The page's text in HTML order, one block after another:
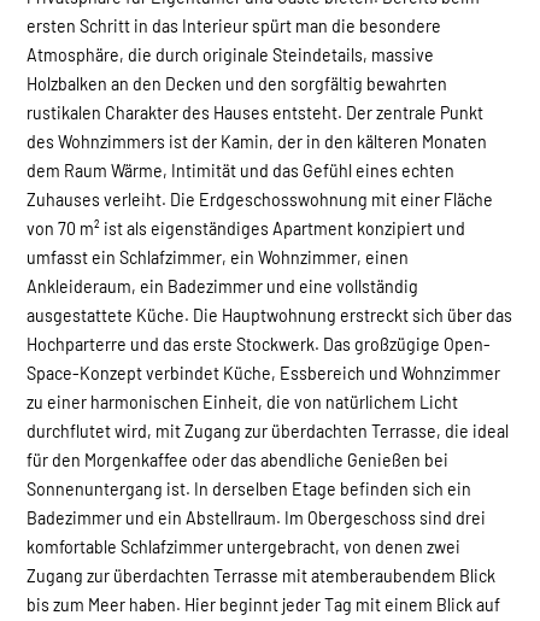
ersten Schritt in das Interieur spürt man die besondere
Atmosphäre, die durch originale Steindetails, massive
Holzbalken an den Decken und den sorgfältig bewahrten
rustikalen Charakter des Hauses entsteht. Der zentrale Punkt
des Wohnzimmers ist der Kamin, der in den kälteren Monaten
dem Raum Wärme, Intimität und das Gefühl eines echten
Zuhauses verleiht. Die Erdgeschosswohnung mit einer Fläche
von 70 m² ist als eigenständiges Apartment konzipiert und
umfasst ein Schlafzimmer, ein Wohnzimmer, einen
Ankleideraum, ein Badezimmer und eine vollständig
ausgestattete Küche. Die Hauptwohnung erstreckt sich über das
Hochparterre und das erste Stockwerk. Das großzügige Open-
Space-Konzept verbindet Küche, Essbereich und Wohnzimmer
zu einer harmonischen Einheit, die von natürlichem Licht
durchflutet wird, mit Zugang zur überdachten Terrasse, die ideal
für den Morgenkaffee oder das abendliche Genießen bei
Sonnenuntergang ist. In derselben Etage befinden sich ein
Badezimmer und ein Abstellraum. Im Obergeschoss sind drei
komfortable Schlafzimmer untergebracht, von denen zwei
Zugang zur überdachten Terrasse mit atemberaubendem Blick
bis zum Meer haben. Hier beginnt jeder Tag mit einem Blick auf